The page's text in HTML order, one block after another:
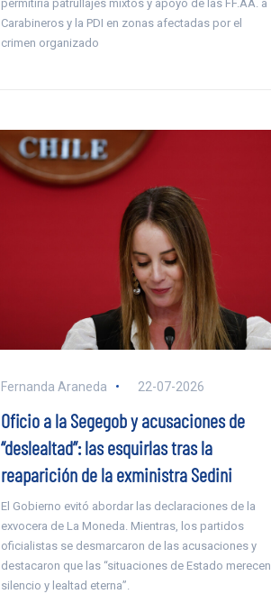
permitiría patrullajes mixtos y apoyo de las FF.AA. a
Carabineros y la PDI en zonas afectadas por el
crimen organizado
Fernanda Araneda 22-07-2026
Oficio a la Segegob y acusaciones de
“deslealtad”: las esquirlas tras la
reaparición de la exministra Sedini
El Gobierno evitó abordar las declaraciones de la
exvocera de La Moneda. Mientras, los partidos
oficialistas se desmarcaron de las acusaciones y
destacaron que las “situaciones de Estado merecen
silencio y lealtad eterna”.